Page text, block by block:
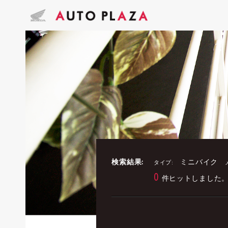
検索結果: タイプ: ミニバイク
0 件ヒットしました。